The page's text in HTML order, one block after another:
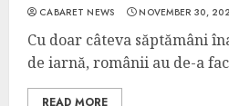
CABARET NEWS NOVEMBER 30,
Cu doar câteva săptămâni
de iarnă, românii au de-a
READ MORE